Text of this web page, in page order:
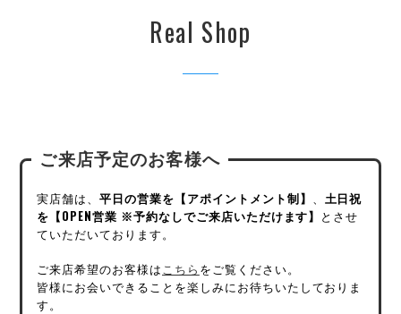
Real Shop
ご来店予定のお客様へ
実店舗は、平日の営業を【アポイントメント制】 、 土日祝
を【OPEN営業 ※予約なしでご来店いただけます】 とさせ
ていただいております。
ご来店希望のお客様はこちら をご覧ください。
皆様にお会いできることを楽しみにお待ちいたしておりま
す。